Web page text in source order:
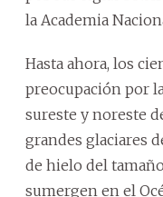
la Academia
Hasta ahora, los
preocupación por
sureste y noreste
grandes glaciares
de hielo del
sumergen en el